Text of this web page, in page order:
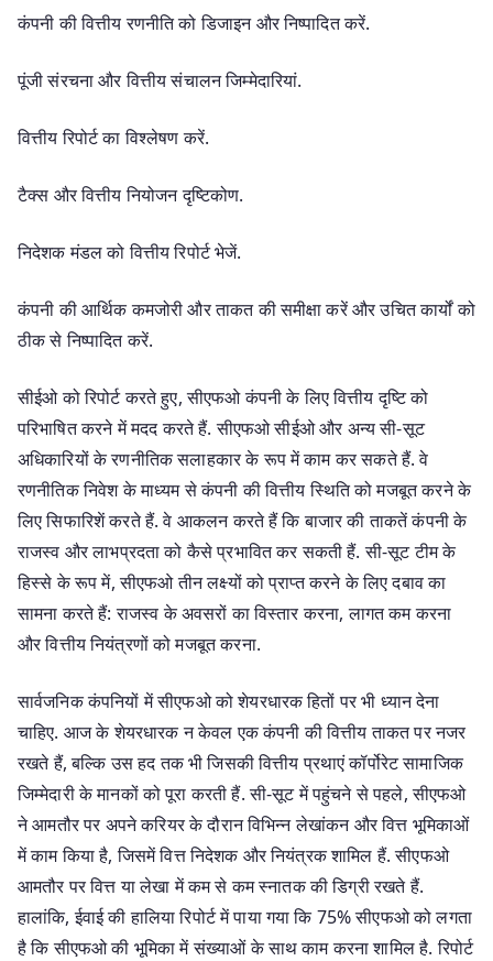
कंपनी की वित्तीय रणनीति को डिजाइन और निष्पादित करें.
पूंजी संरचना और वित्तीय संचालन जिम्मेदारियां.
वित्तीय रिपोर्ट का विश्लेषण करें.
टैक्स और वित्तीय नियोजन दृष्टिकोण.
निदेशक मंडल को वित्तीय रिपोर्ट भेजें.
कंपनी की आर्थिक कमजोरी और ताकत की समीक्षा करें और उचित कार्यों को
ठीक से निष्पादित करें.
सीईओ को रिपोर्ट करते हुए, सीएफओ कंपनी के लिए वित्तीय दृष्टि को
परिभाषित करने में मदद करते हैं. सीएफओ सीईओ और अन्य सी-सूट
अधिकारियों के रणनीतिक सलाहकार के रूप में काम कर सकते हैं. वे
रणनीतिक निवेश के माध्यम से कंपनी की वित्तीय स्थिति को मजबूत करने के
लिए सिफारिशें करते हैं. वे आकलन करते हैं कि बाजार की ताकतें कंपनी के
राजस्व और लाभप्रदता को कैसे प्रभावित कर सकती हैं. सी-सूट टीम के
हिस्से के रूप में, सीएफओ तीन लक्ष्यों को प्राप्त करने के लिए दबाव का
सामना करते हैं: राजस्व के अवसरों का विस्तार करना, लागत कम करना
और वित्तीय नियंत्रणों को मजबूत करना.
सार्वजनिक कंपनियों में सीएफओ को शेयरधारक हितों पर भी ध्यान देना
चाहिए. आज के शेयरधारक न केवल एक कंपनी की वित्तीय ताकत पर नजर
रखते हैं, बल्कि उस हद तक भी जिसकी वित्तीय प्रथाएं कॉर्पोरेट सामाजिक
जिम्मेदारी के मानकों को पूरा करती हैं. सी-सूट में पहुंचने से पहले, सीएफओ
ने आमतौर पर अपने करियर के दौरान विभिन्न लेखांकन और वित्त भूमिकाओं
में काम किया है, जिसमें वित्त निदेशक और नियंत्रक शामिल हैं. सीएफओ
आमतौर पर वित्त या लेखा में कम से कम स्नातक की डिग्री रखते हैं.
हालांकि, ईवाई की हालिया रिपोर्ट में पाया गया कि 75% सीएफओ को लगता
है कि सीएफओ की भूमिका में संख्याओं के साथ काम करना शामिल है. रिपोर्ट